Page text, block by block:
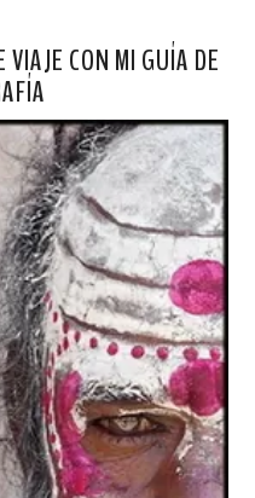
VIAJE CON MI GUÍA DE